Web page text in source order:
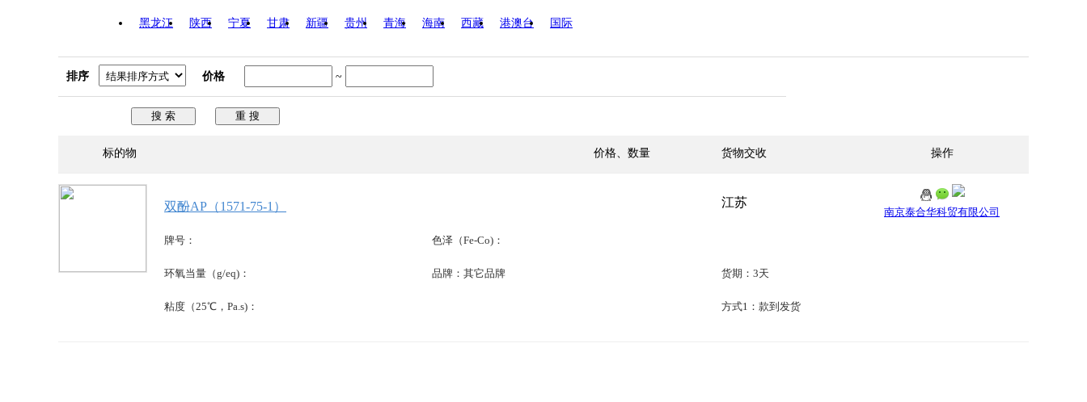
黑龙江 陕西 宁夏 甘肃 新疆 贵州 青海 海南 西藏 港澳台 国际
排序 价格 ~
标的物 价格、数量 货物交收 操作
双酚AP（1571-75-1）
牌号：
环氧当量（g/eq)：
粘度（25℃，Pa.s)：
色泽（Fe-Co)：
品牌：其它品牌
江苏
货期：3天
方式1：款到发货
南京泰合华科贸有限公司